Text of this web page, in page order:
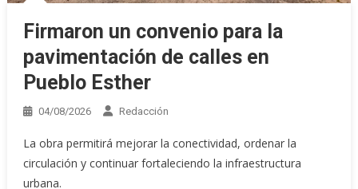
Firmaron un convenio para la
pavimentación de calles en
Pueblo Esther
04/08/2026 Redacción
La obra permitirá mejorar la conectividad, ordenar la
circulación y continuar fortaleciendo la infraestructura
urbana.